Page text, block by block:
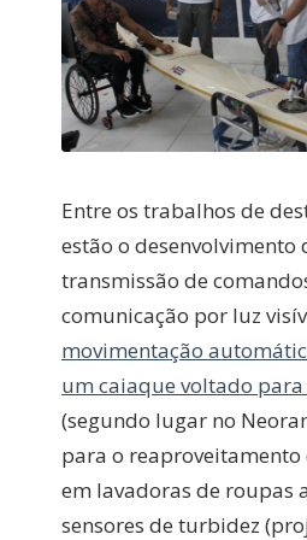
Entre os trabalhos de
estão o desenvolvimento
transmissão de
comunicação por luz
movimentação
um caiaque voltado
(segundo lugar no
para o
em lavadoras de roupas
sensores de turbidez